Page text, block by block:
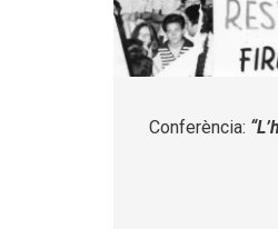
Conferència: